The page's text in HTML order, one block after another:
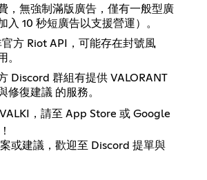
，無強制滿版廣告，僅有一般型廣
入 10 秒短廣告以支援營運）。
方 Riot API，可能存在封號風
。
Discord 群組有提供 VALORANT
修復建議 的服務。
，請至 App Store 或 Google
或建議，歡迎至 Discord 提單與